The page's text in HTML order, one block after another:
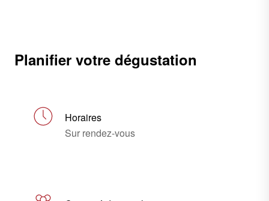
Planifier votre dégustation
Horaires
Sur rendez-vous